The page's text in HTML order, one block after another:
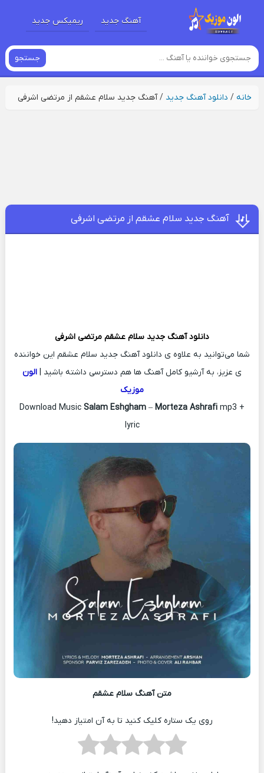
آهنگ جدید ریمیکس جدید
جستجو
خانه/ دانلود آهنگ جدید /آهنگ جدید سلام عشقم از مرتضی اشرفی
آهنگ جدید سلام عشقم از مرتضی اشرفی
دانلود آهنگ جدید سلام عشقم مرتضی اشرفی
شما می‌توانید به علاوه ی دانلود آهنگ جدید سلام عشقم این خواننده
ی عزیز، به آرشیو کامل آهنگ ها هم دسترسی داشته باشید | الون
موزیک
Download Music Salam Eshgham – Morteza Ashrafi mp3 +
lyric
متن آهنگ سلام عشقم
روی یک ستاره کلیک کنید تا به آن امتیاز دهید!